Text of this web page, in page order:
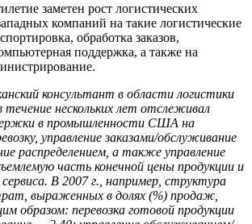
заметен рост логистических
компаний на такие логистические
обработка заказов,
поддержка, а также на
консультант в области логистики
течение нескольких лет отслеживал
в промышленности США на
управление заказами/обслуживание
распределением, а также управление
часть конечной цены продукции и
В 2007 г., например, структура
выраженных в долях (%) продаж,
образом: перевозка готовой продукции